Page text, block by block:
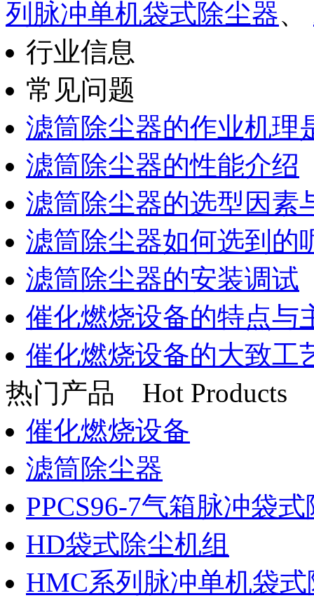
列脉冲单机袋式除尘器、
行业信息
常见问题
滤筒除尘器的作业机理
滤筒除尘器的性能介绍
滤筒除尘器的选型因素
滤筒除尘器如何选到的
滤筒除尘器的安装调试
催化燃烧设备的特点与
催化燃烧设备的大致工
热门产品
Hot Products
催化燃烧设备
滤筒除尘器
PPCS96-7气箱脉冲袋
HD袋式除尘机组
HMC系列脉冲单机袋式